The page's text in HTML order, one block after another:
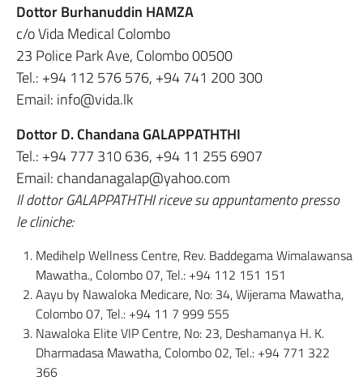
Dottor Burhanuddin HAMZA
c/o Vida Medical Colombo
23 Police Park Ave, Colombo 00500
Tel.: +94 112 576 576, +94 741 200 300
Email: info@vida.lk
Dottor D. Chandana GALAPPATHTHI
Tel.: +94 777 310 636, +94 11 255 6907
Email: chandanagalap@yahoo.com
Il dottor GALAPPATHTHI riceve su appuntamento presso
le cliniche:
Medihelp Wellness Centre, Rev. Baddegama Wimalawansa
Mawatha., Colombo 07, Tel.: +94 112 151 151
Aayu by Nawaloka Medicare, No: 34, Wijerama Mawatha,
Colombo 07, Tel.: +94 11 7 999 555
Nawaloka Elite VIP Centre, No: 23, Deshamanya H. K.
Dharmadasa Mawatha, Colombo 02, Tel.: +94 771 322
366